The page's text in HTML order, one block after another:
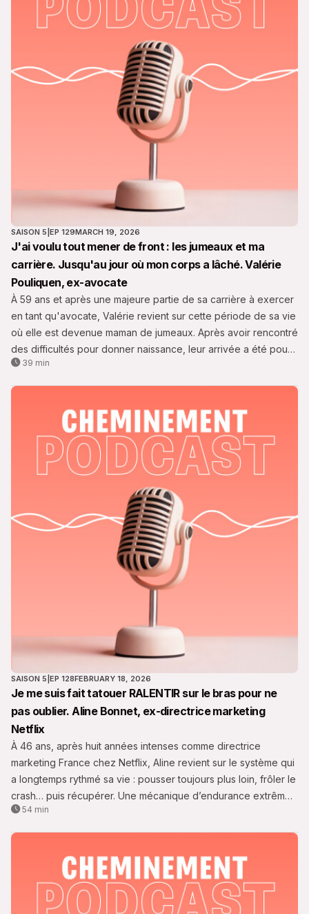
SAISON 5 EP 129MARCH 19, 2026
J'ai voulu tout mener de front : les jumeaux et ma
carrière. Jusqu'au jour où mon corps a lâché. Valérie
Pouliquen, ex-avocate
À 59 ans et après une majeure partie de sa carrière à exercer
en tant qu'avocate, Valérie revient sur cette période de sa vie
où elle est devenue maman de jumeaux. Après avoir rencontré
des difficultés pour donner naissance, leur arrivée a été pour
elle un miracle. Portée par cette double grossesse, Valérie a
elle, Valérie fonçait.
39 min
SAISON 5 EP 128FEBRUARY 18, 2026
Je me suis fait tatouer RALENTIR sur le bras pour ne
pas oublier. Aline Bonnet, ex-directrice marketing
Netflix
À 46 ans, après huit années intenses comme directrice
marketing France chez Netflix, Aline revient sur le système qui
a longtemps rythmé sa vie : pousser toujours plus loin, frôler le
crash… puis récupérer. Une mécanique d’endurance extrême,
nourrie par son tempérament de bonne élève, sa passion pour
54 min